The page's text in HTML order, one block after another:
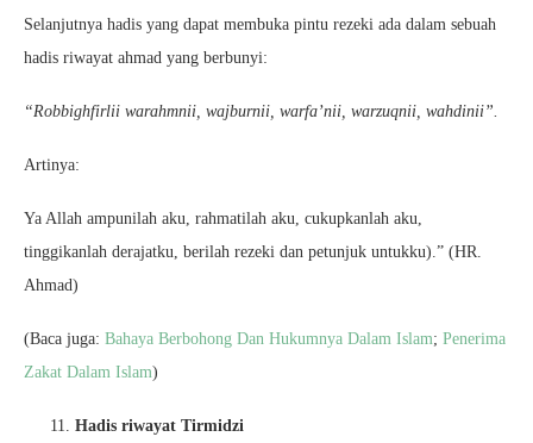
Selanjutnya hadis yang dapat membuka pintu rezeki ada dalam sebuah
hadis riwayat ahmad yang berbunyi:
“Robbighfirlii warahmnii, wajburnii, warfa’nii, warzuqnii, wahdinii”.
Artinya:
Ya Allah ampunilah aku, rahmatilah aku, cukupkanlah aku,
tinggikanlah derajatku, berilah rezeki dan petunjuk untukku).” (HR.
Ahmad)
(Baca juga: Bahaya Berbohong Dan Hukumnya Dalam Islam; Penerima
Zakat Dalam Islam)
Hadis riwayat Tirmidzi